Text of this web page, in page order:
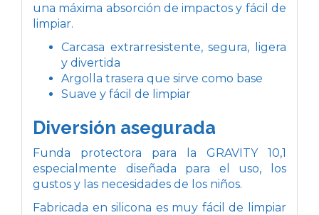
una máxima absorción de impactos y fácil de
limpiar.
Carcasa extrarresistente, segura, ligera
y divertida
Argolla trasera que sirve como base
Suave y fácil de limpiar
Diversión asegurada
Funda protectora para la GRAVITY 10,1
especialmente diseñada para el uso, los
gustos y las necesidades de los niños.
Fabricada en silicona es muy fácil de limpiar